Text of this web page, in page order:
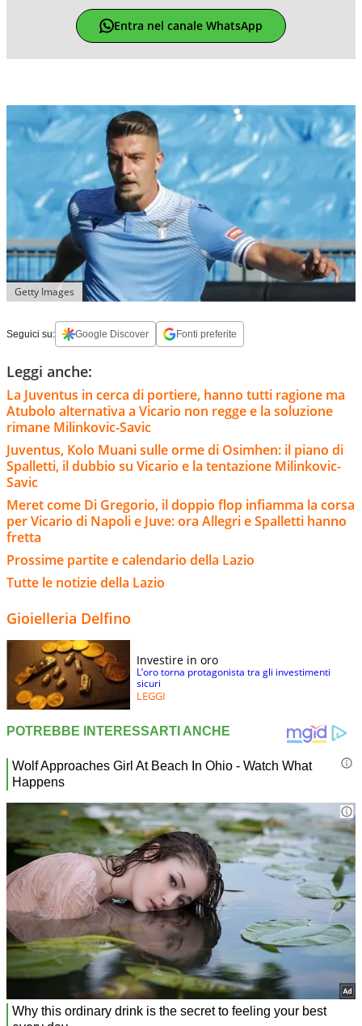
Entra nel canale WhatsApp
Getty Images
Seguici su: Google Discover Fonti preferite
Leggi anche:
La Juventus in cerca di portiere, hanno tutti ragione ma
Atubolo alternativa a Vicario non regge e la soluzione
rimane Milinkovic-Savic
Juventus, Kolo Muani sulle orme di Osimhen: il piano di
Spalletti, il dubbio su Vicario e la tentazione Milinkovic-
Savic
Meret come Di Gregorio, il doppio flop infiamma la corsa
per Vicario di Napoli e Juve: ora Allegri e Spalletti hanno
fretta
Prossime partite e calendario della Lazio
Tutte le notizie della Lazio
Gioielleria Delfino
Investire in oro
L’oro torna protagonista tra gli investimenti
sicuri
LEGGI